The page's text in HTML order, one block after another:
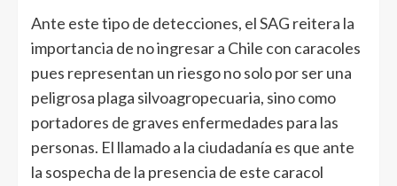
Ante este tipo de detecciones, el SAG reitera la
importancia de no ingresar a Chile con caracoles
pues representan un riesgo no solo por ser una
peligrosa plaga silvoagropecuaria, sino como
portadores de graves enfermedades para las
personas. El llamado a la ciudadanía es que ante
la sospecha de la presencia de este caracol